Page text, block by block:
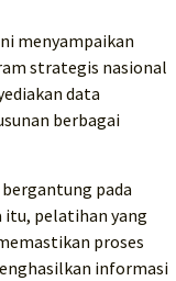
menyampaikan
strategis nasional
data
berbagai
pada
itu, pelatihan yang
proses
informasi